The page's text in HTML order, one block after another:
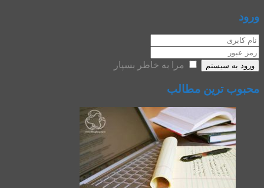
ورود
ورود به سیستم مرا به خاطر بسپار
محبوب ترین مطالب